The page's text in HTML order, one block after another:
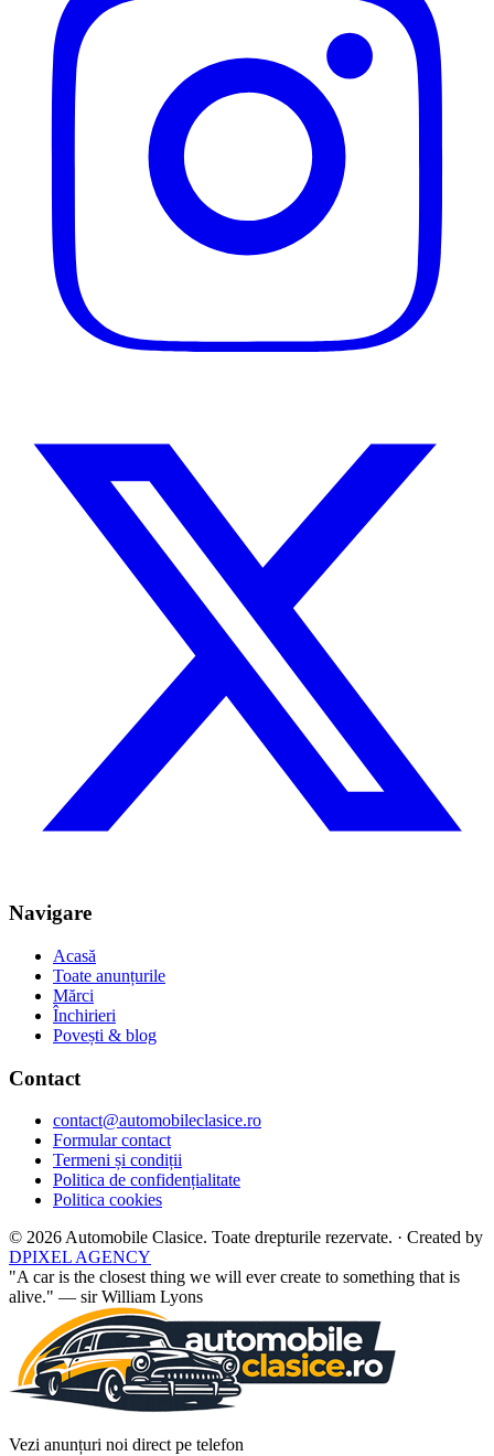
Navigare
Acasă
Toate anunțurile
Mărci
Închirieri
Povești & blog
Contact
contact@automobileclasice.ro
Formular contact
Termeni și condiții
Politica de confidențialitate
Politica cookies
© 2026 Automobile Clasice. Toate drepturile rezervate. · Created by
DPIXEL AGENCY
"A car is the closest thing we will ever create to something that is
alive." — sir William Lyons
Vezi anunțuri noi direct pe telefon